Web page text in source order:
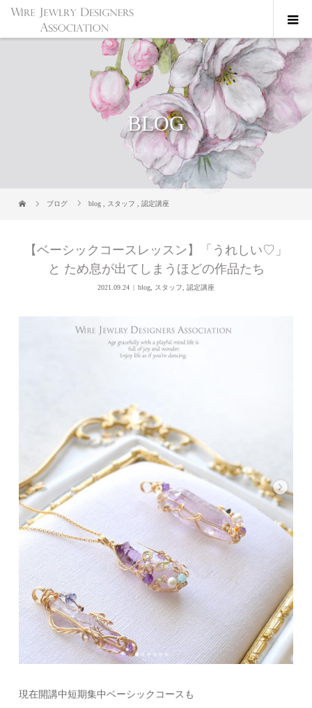
BLOG
ブログ blog スタッフ ,認定講座
【ベーシックコースレッスン】「うれしい♡」
と ため息が出てしまうほどの作品たち
2021.09.24 blog, スタッフ, 認定講座
現在開講中短期集中ベーシックコースも